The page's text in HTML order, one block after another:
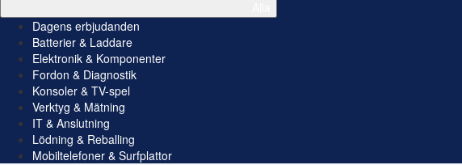
Dagens erbjudanden
Batterier & Laddare
Elektronik & Komponenter
Fordon & Diagnostik
Konsoler & TV-spel
Verktyg & Mätning
IT & Anslutning
Lödning & Reballing
Mobiltelefoner & Surfplattor